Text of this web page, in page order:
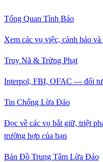
Tổng Quan Tình Báo
Xem các vụ việc, cảnh báo
Truy Nã & Trừng Phạt
Interpol, FBI, OFAC — đối
Tin Chống Lừa Đảo
Đọc về các vụ bắt giữ, triệt
trường hợp của bạn
Bản Đồ Trung Tâm Lừa Đảo